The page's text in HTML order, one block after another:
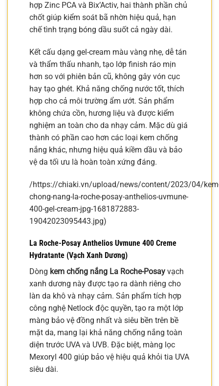
hợp Zinc PCA và Bix’Activ, hai thành phần chủ
chốt giúp kiểm soát bã nhờn hiệu quả, hạn
chế tình trạng bóng dầu suốt cả ngày dài.
Kết cấu dạng gel-cream màu vàng nhẹ, dễ tán
và thẩm thấu nhanh, tạo lớp finish ráo mịn
hơn so với phiên bản cũ, không gây vón cục
hay tạo ghét. Khả năng chống nước tốt, thích
hợp cho cả môi trường ẩm ướt. Sản phẩm
không chứa cồn, hương liệu và được kiểm
nghiệm an toàn cho da nhạy cảm. Mặc dù giá
thành có phần cao hơn các loại kem chống
nắng khác, nhưng hiệu quả kiềm dầu và bảo
vệ da tối ưu là hoàn toàn xứng đáng.
/https://chiaki.vn/upload/news/content/2023/04/
chong-nang-la-roche-posay-anthelios-uvmune-
400-gel-cream-jpg-1681872883-
19042023095443.jpg)
La Roche-Posay Anthelios Uvmune 400 Creme
Hydratante (Vạch Xanh Dương)
Dòng kem chống nắng La Roche-Posay vạch
xanh dương này được tạo ra dành riêng cho
làn da khô và nhạy cảm. Sản phẩm tích hợp
công nghệ Netlock độc quyền, tạo ra một lớp
màng bảo vệ đồng nhất và siêu bền trên bề
mặt da, mang lại khả năng chống nắng toàn
diện trước UVA và UVB. Đặc biệt, màng lọc
Mexoryl 400 giúp bảo vệ hiệu quả khỏi tia UVA
siêu dài.